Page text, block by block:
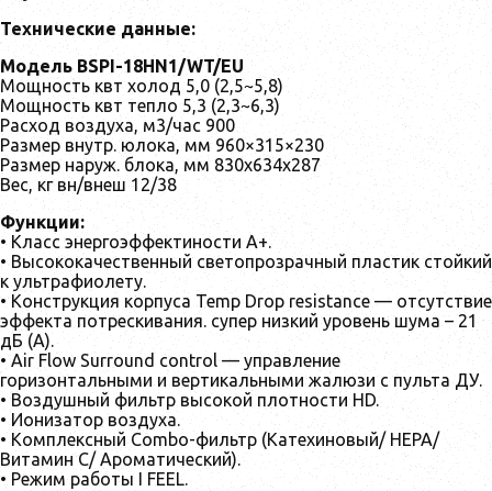
Технические данные:
Модель BSPI-18HN1/WT/EU
Мощность квт холод 5,0 (2,5~5,8)
Мощность квт тепло 5,3 (2,3~6,3)
Расход воздуха, м3/час 900
Размер внутр. юлока, мм 960×315×230
Размер наруж. блока, мм 830x634x287
Вес, кг вн/внеш 12/38
Функции:
• Класс энергоэффектиности А+.
• Высококачественный светопрозрачный пластик стойкий
к ультрафиолету.
• Конструкция корпуса Temp Drop resistance — отсутствие
эффекта потрескивания. супер низкий уровень шума – 21
дБ (А).
• Air Flow Surround control — управление
горизонтальными и вертикальными жалюзи с пульта ДУ.
• Воздушный фильтр высокой плотности HD.
• Ионизатор воздуха.
• Комплексный Combo-фильтр (Катехиновый/ HEPA/
Витамин С/ Ароматический).
• Режим работы I FEEL.